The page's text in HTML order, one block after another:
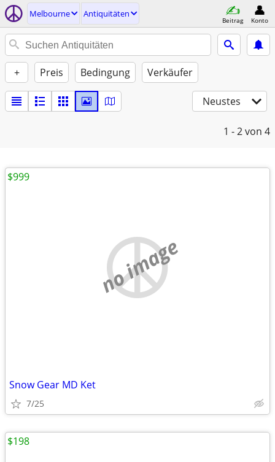
Melbourne Antiquitäten
Beitrag Konto
+ Preis Bedingung Verkäufer
Neustes
1 - 2von 4
no image
Snow Gear MD Ket
7/25
$999
$198